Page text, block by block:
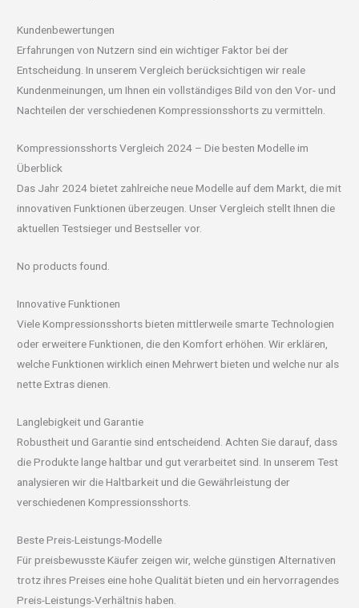
Kundenbewertungen
Erfahrungen von Nutzern sind ein wichtiger Faktor bei der
Entscheidung. In unserem Vergleich berücksichtigen wir reale
Kundenmeinungen, um Ihnen ein vollständiges Bild von den Vor- und
Nachteilen der verschiedenen Kompressionsshorts zu vermitteln.
Kompressionsshorts Vergleich 2024 – Die besten Modelle im
Überblick
Das Jahr 2024 bietet zahlreiche neue Modelle auf dem Markt, die mit
innovativen Funktionen überzeugen. Unser Vergleich stellt Ihnen die
aktuellen Testsieger und Bestseller vor.
No products found.
Innovative Funktionen
Viele Kompressionsshorts bieten mittlerweile smarte Technologien
oder erweitere Funktionen, die den Komfort erhöhen. Wir erklären,
welche Funktionen wirklich einen Mehrwert bieten und welche nur als
nette Extras dienen.
Langlebigkeit und Garantie
Robustheit und Garantie sind entscheidend. Achten Sie darauf, dass
die Produkte lange haltbar und gut verarbeitet sind. In unserem Test
analysieren wir die Haltbarkeit und die Gewährleistung der
verschiedenen Kompressionsshorts.
Beste Preis-Leistungs-Modelle
Für preisbewusste Käufer zeigen wir, welche günstigen Alternativen
trotz ihres Preises eine hohe Qualität bieten und ein hervorragendes
Preis-Leistungs-Verhältnis haben.